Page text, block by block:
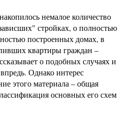
немалое количество
стройках, о полностью
построенных домах, в
квартиры граждан –
о подобных случаях и
Однако интерес
этого материала – общая
основных его схем